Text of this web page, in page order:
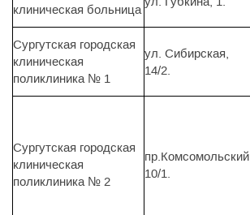
клиническая больница
Сургутская городская
клиническая
поликлиника № 1
ул. Сибирская,
14/2.
Сургутская городская
клиническая
поликлиника № 2
пр.Комсомольский,
10/1.